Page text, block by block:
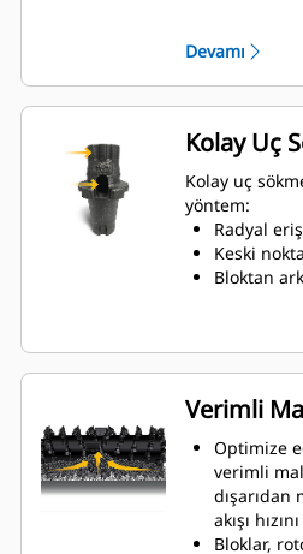
20 mm
ataşman
uzundur
Dönmeyi
tasarımı,
aşınmayı
pozisyon
Uçta eşit
tırnak
üzere
25 mm
Devamı
Kolay Uç
Kolay uç
yöntem:
Radyal
Keski
Bloktan
Verimli
Optimize
verimli
dışarıdan
akışı
Bloklar,